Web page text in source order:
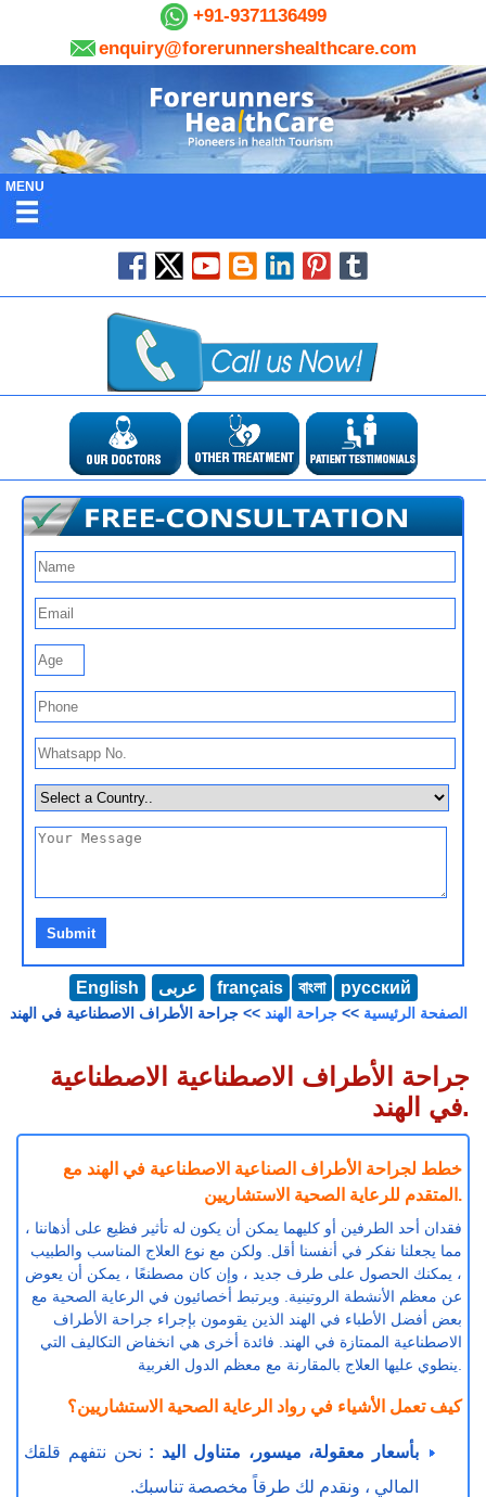
+91-9371136499
enquiry@forerunnershealthcare.com
MENU
English عربى français বাংলা русский
الصفحة الرئيسية >> جراحة الهند >> جراحة الأطراف الاصطناعية في الهند
جراحة الأطراف الاصطناعية الاصطناعية
في الهند.
خطط لجراحة الأطراف الصناعية الاصطناعية في الهند مع
المتقدم للرعاية الصحية الاستشاريين.
فقدان أحد الطرفين أو كليهما يمكن أن يكون له تأثير فظيع على أذهاننا ،
مما يجعلنا نفكر في أنفسنا أقل. ولكن مع نوع العلاج المناسب والطبيب
، يمكنك الحصول على طرف جديد ، وإن كان مصطنعًا ، يمكن أن يعوض
عن معظم الأنشطة الروتينية. ويرتبط أخصائيون في الرعاية الصحية مع
بعض أفضل الأطباء في الهند الذين يقومون بإجراء جراحة الأطراف
الاصطناعية الممتازة في الهند. فائدة أخرى هي انخفاض التكاليف التي
كيف تعمل الأشياء في رواد الرعاية الصحية الاستشاريين؟
بأسعار معقولة، ميسور، متناول اليد : نحن نتفهم قلقك
المالي ، ونقدم لك طرقاً مخصصة تناسبك.